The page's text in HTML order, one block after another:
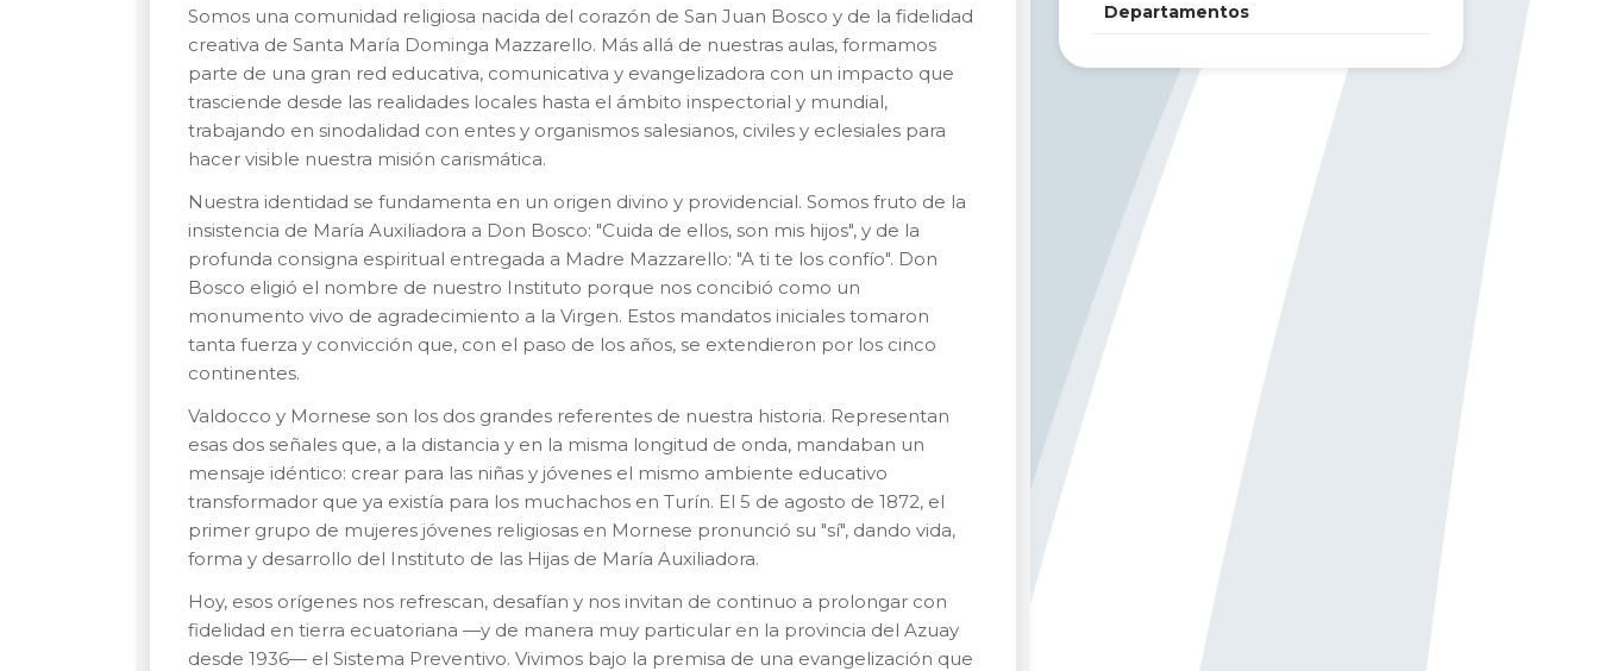
Somos una comunidad religiosa nacida del corazón de San Juan Bosco y de la fidelidad
creativa de Santa María Dominga Mazzarello. Más allá de nuestras aulas, formamos
parte de una gran red educativa, comunicativa y evangelizadora con un impacto que
trasciende desde las realidades locales hasta el ámbito inspectorial y mundial,
trabajando en sinodalidad con entes y organismos salesianos, civiles y eclesiales para
hacer visible nuestra misión carismática.
Nuestra identidad se fundamenta en un origen divino y providencial. Somos fruto de la
insistencia de María Auxiliadora a Don Bosco: "Cuida de ellos, son mis hijos", y de la
profunda consigna espiritual entregada a Madre Mazzarello: "A ti te los confío". Don
Bosco eligió el nombre de nuestro Instituto porque nos concibió como un
monumento vivo de agradecimiento a la Virgen. Estos mandatos iniciales tomaron
tanta fuerza y convicción que, con el paso de los años, se extendieron por los cinco
continentes.
Valdocco y Mornese son los dos grandes referentes de nuestra historia. Representan
esas dos señales que, a la distancia y en la misma longitud de onda, mandaban un
mensaje idéntico: crear para las niñas y jóvenes el mismo ambiente educativo
transformador que ya existía para los muchachos en Turín. El 5 de agosto de 1872, el
primer grupo de mujeres jóvenes religiosas en Mornese pronunció su "sí", dando vida,
forma y desarrollo del Instituto de las Hijas de María Auxiliadora.
Hoy, esos orígenes nos refrescan, desafían y nos invitan de continuo a prolongar con
fidelidad en tierra ecuatoriana —y de manera muy particular en la provincia del Azuay
desde 1936— el Sistema Preventivo. Vivimos bajo la premisa de una evangelización que
Departamentos